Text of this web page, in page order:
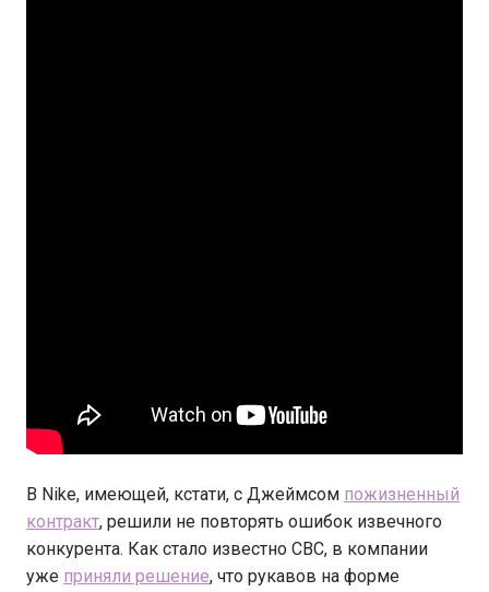
В Nike, имеющей, кстати, с Джеймсом пожизненный
контракт, решили не повторять ошибок извечного
конкурента. Как стало известно CBC, в компании
уже приняли решение, что рукавов на форме